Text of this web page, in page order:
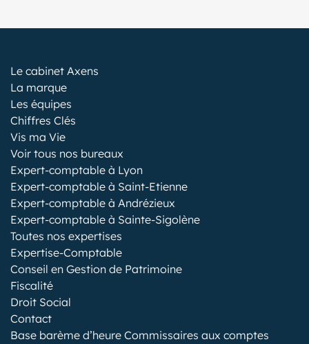
Le cabinet Axens
La marque
Les équipes
Chiffres Clés
Vis ma Vie
Voir tous nos bureaux
Expert-comptable à Lyon
Expert-comptable à Saint-Etienne
Expert-comptable à Andrézieux
Expert-comptable à Sainte-Sigolène
Toutes nos expertises
Expertise-Comptable
Conseil en Gestion de Patrimoine
Fiscalité
Droit Social
Contact
Base barème d’heure Commissaires aux comptes